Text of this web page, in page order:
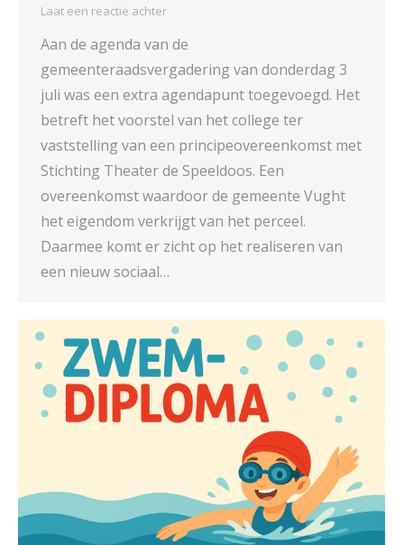
Laat een reactie achter
Aan de agenda van de
gemeenteraadsvergadering van donderdag 3
juli was een extra agendapunt toegevoegd. Het
betreft het voorstel van het college ter
vaststelling van een principeovereenkomst met
Stichting Theater de Speeldoos. Een
overeenkomst waardoor de gemeente Vught
het eigendom verkrijgt van het perceel.
Daarmee komt er zicht op het realiseren van
een nieuw sociaal…